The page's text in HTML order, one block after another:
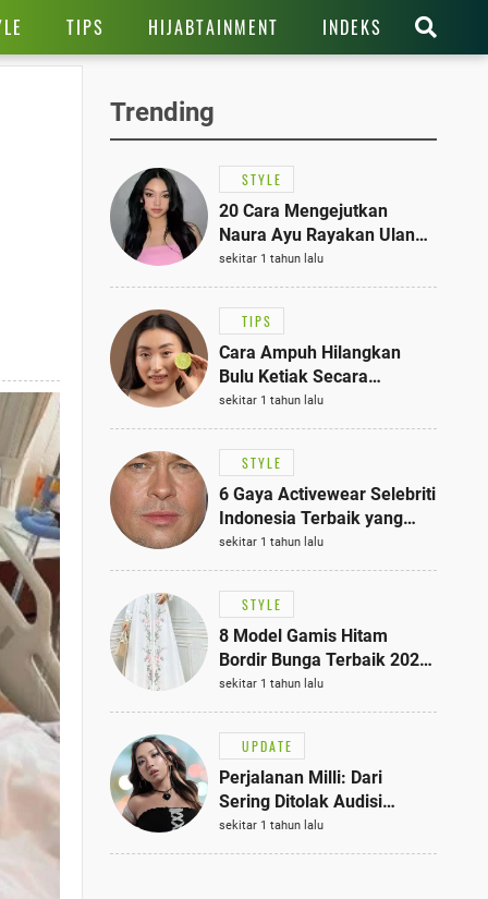
TIPS HIJABTAINMENT INDEKS
Trending
STYLE
20 Cara Mengejutkan
Naura Ayu Rayakan Ulang
Tahun di Panti Asuhan,
Terlihat Anggun dengan
Kaftan Cokelat
sekitar 1 tahun lalu
TIPS
Cara Ampuh Hilangkan
Bulu Ketiak Secara
Permanen dalam 5
Langkah Sederhana
sekitar 1 tahun lalu
STYLE
6 Gaya Activewear Selebriti
Indonesia Terbaik yang
Bisa Jadi Inspirasi
Fashionmu
sekitar 1 tahun lalu
STYLE
8 Model Gamis Hitam
Bordir Bunga Terbaik 2025,
Stylish untuk Hangout
hingga Acara Semi-Formal
sekitar 1 tahun lalu
UPDATE
Perjalanan Milli: Dari
Sering Ditolak Audisi
hingga Menjadi Rapper Top
10 Thailand
sekitar 1 tahun lalu